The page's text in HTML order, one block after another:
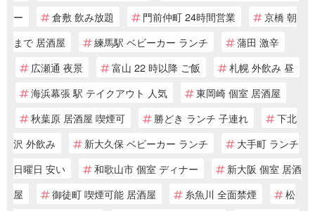
ー
倉敷 飲み放題 門前仲町 24時間営業
京橋 朝
まで 居酒屋
練馬駅 ベビーカー ランチ
蒲田 激辛
広瀬通 夜景
富山 22 時以降 ご飯
札幌 外飲み 昼
海浜幕張 駅 テイクアウト 人気
東岡崎 個室 居酒屋
秋葉原 居酒屋 喫煙可
勝どき ランチ 子連れ
下北
沢 外飲み
新大久保 ベビーカー ランチ
大手町 ランチ
日曜日 安い
和歌山市 個室 ディナー
新大阪 個室 居酒
屋
御徒町 喫煙可能 居酒屋 糸魚川 全面禁煙
松